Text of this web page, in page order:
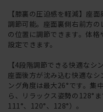
【膝裏の圧迫感を軽減】座
調節可能。座面裏側右前方
の位置に調節できます。体
設定できます。
【4段階調節できる快適なシ
座面後方が沈み込む快適な
ング角度は最大26°です。集
ら、リラックス姿勢の128°
111°、120°、128°）。